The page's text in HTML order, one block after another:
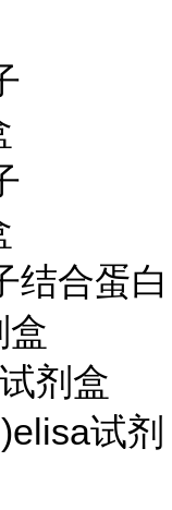
结合蛋白
盒
剂盒
试剂